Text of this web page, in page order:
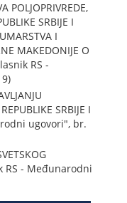
POLJOPRIVREDE,
SRBIJE I
I
MAKEDONIJE O
RS -
SRBIJE I
ugovori", br.
RS - Međunarodni